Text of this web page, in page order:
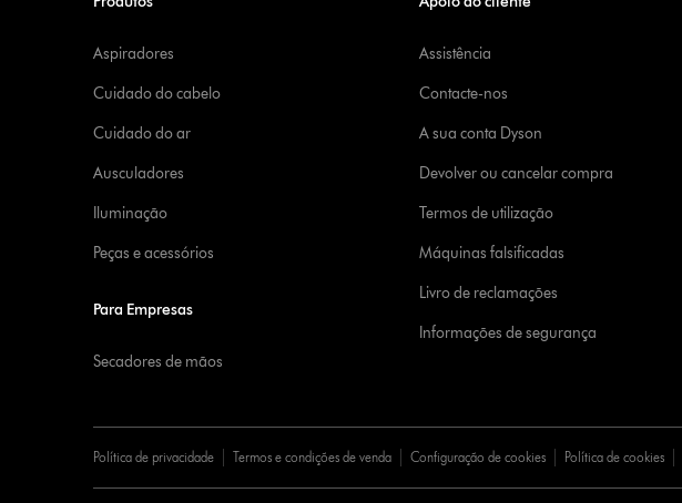
Aspiradores
Cuidado do cabelo
Cuidado do ar
Ausculadores
Iluminação
Peças e acessórios
Para Empresas
Secadores de mãos
Assistência
Contacte-nos
A sua conta Dyson
Devolver ou cancelar compra
Termos de utilização
Máquinas falsificadas
Livro de reclamações
Informações de segurança
Política de privacidade Termos e condições de venda Configuração de cookies Política de cookies